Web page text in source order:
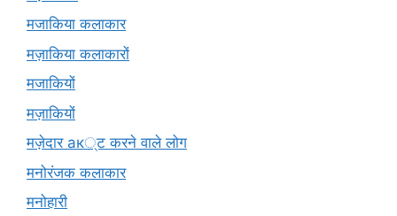
मजाकिया कलाकार
मज़ाकिया कलाकारों
मजाकियों
मज़ाकियों
मज़ेदार ак्ट करने वाले लोग
मनोरंजक कलाकार
मनोहारी